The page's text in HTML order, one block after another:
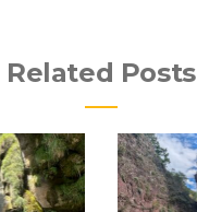
Related Posts